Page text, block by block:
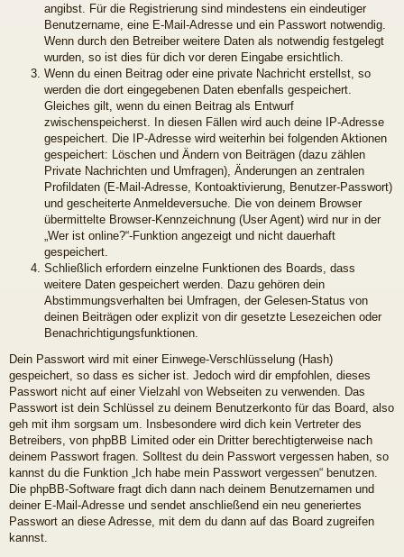
angibst. Für die Registrierung sind mindestens ein eindeutiger
Benutzername, eine E-Mail-Adresse und ein Passwort notwendig.
Wenn durch den Betreiber weitere Daten als notwendig festgelegt
wurden, so ist dies für dich vor deren Eingabe ersichtlich.
Wenn du einen Beitrag oder eine private Nachricht erstellst, so
werden die dort eingegebenen Daten ebenfalls gespeichert.
Gleiches gilt, wenn du einen Beitrag als Entwurf
zwischenspeicherst. In diesen Fällen wird auch deine IP-Adresse
gespeichert. Die IP-Adresse wird weiterhin bei folgenden Aktionen
gespeichert: Löschen und Ändern von Beiträgen (dazu zählen
Private Nachrichten und Umfragen), Änderungen an zentralen
Profildaten (E-Mail-Adresse, Kontoaktivierung, Benutzer-Passwort)
und gescheiterte Anmeldeversuche. Die von deinem Browser
übermittelte Browser-Kennzeichnung (User Agent) wird nur in der
„Wer ist online?“-Funktion angezeigt und nicht dauerhaft
gespeichert.
Schließlich erfordern einzelne Funktionen des Boards, dass
weitere Daten gespeichert werden. Dazu gehören dein
Abstimmungsverhalten bei Umfragen, der Gelesen-Status von
deinen Beiträgen oder explizit von dir gesetzte Lesezeichen oder
Benachrichtigungsfunktionen.
Dein Passwort wird mit einer Einwege-Verschlüsselung (Hash)
gespeichert, so dass es sicher ist. Jedoch wird dir empfohlen, dieses
Passwort nicht auf einer Vielzahl von Webseiten zu verwenden. Das
Passwort ist dein Schlüssel zu deinem Benutzerkonto für das Board, also
geh mit ihm sorgsam um. Insbesondere wird dich kein Vertreter des
Betreibers, von phpBB Limited oder ein Dritter berechtigterweise nach
deinem Passwort fragen. Solltest du dein Passwort vergessen haben, so
kannst du die Funktion „Ich habe mein Passwort vergessen“ benutzen.
Die phpBB-Software fragt dich dann nach deinem Benutzernamen und
deiner E-Mail-Adresse und sendet anschließend ein neu generiertes
Passwort an diese Adresse, mit dem du dann auf das Board zugreifen
kannst.